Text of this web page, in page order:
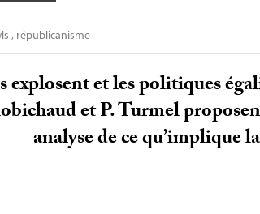
, républicanisme
explosent et les politiques
et P. Turmel
analyse de ce qu’implique